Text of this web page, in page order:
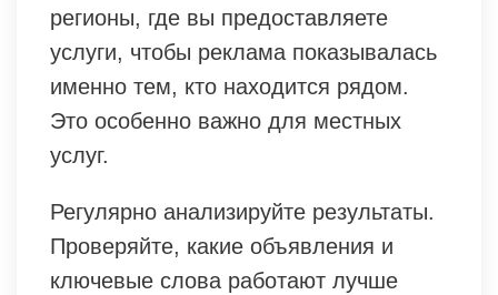
регионы, где вы предоставляете
услуги, чтобы реклама показывалась
именно тем, кто находится рядом.
Это особенно важно для местных
услуг.
Регулярно анализируйте результаты.
Проверяйте, какие объявления и
ключевые слова работают лучше